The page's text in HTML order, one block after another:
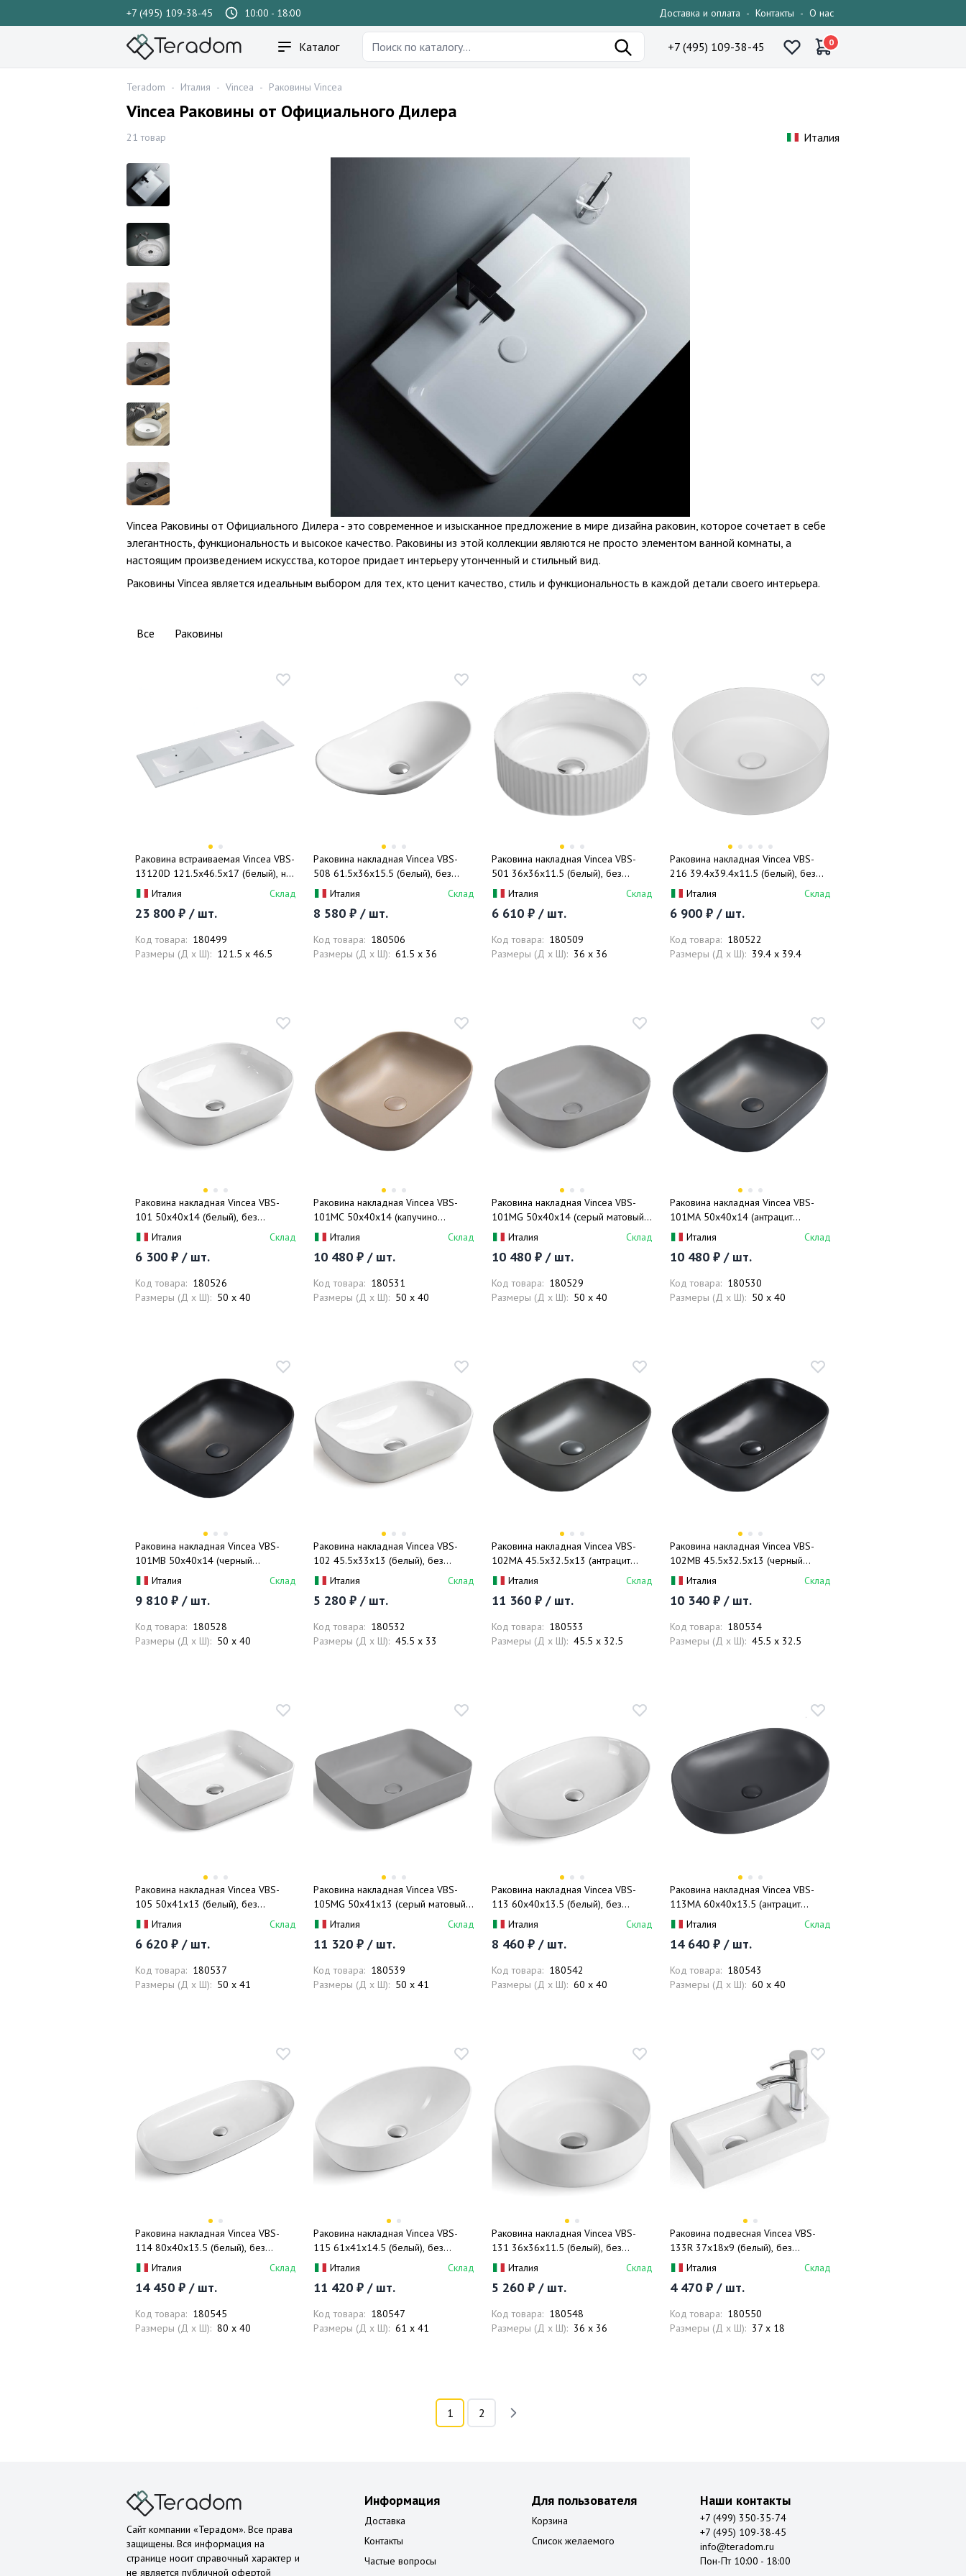
+7 (495) 109-38-45 10:00 - 18:00 Доставка и оплата - Контакты - О нас
Каталог +7 (495) 109-38-45 0
Teradom - Италия - Vincea - Раковины Vincea
Vincea Раковины от Официального Дилера
21 товар Италия
Vincea Раковины от Официального Дилера - это современное и изысканное предложение в мире дизайна раковин, которое сочетает в себе
элегантность, функциональность и высокое качество. Раковины из этой коллекции являются не просто элементом ванной комнаты, а
настоящим произведением искусства, которое придает интерьеру утонченный и стильный вид.
Раковины Vincea является идеальным выбором для тех, кто ценит качество, стиль и функциональность в каждой детали своего интерьера.
Все Раковины
Раковина встраиваемая Vincea VBS-
13120D 121.5x46.5x17 (белый), на
две чаши
Италия Склад
23 800 ₽ / шт.
Код товара: 180499
Размеры (Д x Ш): 121.5 x 46.5
Раковина накладная Vincea VBS-
508 61.5x36x15.5 (белый), без
перелива
Италия Склад
8 580 ₽ / шт.
Код товара: 180506
Размеры (Д x Ш): 61.5 x 36
Раковина накладная Vincea VBS-
501 36x36x11.5 (белый), без
перелива
Италия Склад
6 610 ₽ / шт.
Код товара: 180509
Размеры (Д x Ш): 36 x 36
Раковина накладная Vincea VBS-
216 39.4x39.4x11.5 (белый), без
перелива
Италия Склад
6 900 ₽ / шт.
Код товара: 180522
Размеры (Д x Ш): 39.4 x 39.4
Раковина накладная Vincea VBS-
101 50x40x14 (белый), без
перелива
Италия Склад
6 300 ₽ / шт.
Код товара: 180526
Размеры (Д x Ш): 50 x 40
Раковина накладная Vincea VBS-
101MC 50x40x14 (капучино
матовый), без перелива
Италия Склад
10 480 ₽ / шт.
Код товара: 180531
Размеры (Д x Ш): 50 x 40
Раковина накладная Vincea VBS-
101MG 50x40x14 (серый матовый),
без перелива
Италия Склад
10 480 ₽ / шт.
Код товара: 180529
Размеры (Д x Ш): 50 x 40
Раковина накладная Vincea VBS-
101MA 50x40x14 (антрацит
матовый), без перелива
Италия Склад
10 480 ₽ / шт.
Код товара: 180530
Размеры (Д x Ш): 50 x 40
Раковина накладная Vincea VBS-
101MB 50x40x14 (черный
матовый), без перелива
Италия Склад
9 810 ₽ / шт.
Код товара: 180528
Размеры (Д x Ш): 50 x 40
Раковина накладная Vincea VBS-
102 45.5x33x13 (белый), без
перелива
Италия Склад
5 280 ₽ / шт.
Код товара: 180532
Размеры (Д x Ш): 45.5 x 33
Раковина накладная Vincea VBS-
102MA 45.5x32.5x13 (антрацит
матовый), без перелива
Италия Склад
11 360 ₽ / шт.
Код товара: 180533
Размеры (Д x Ш): 45.5 x 32.5
Раковина накладная Vincea VBS-
102MB 45.5x32.5x13 (черный
матовый), без перелива
Италия Склад
10 340 ₽ / шт.
Код товара: 180534
Размеры (Д x Ш): 45.5 x 32.5
Раковина накладная Vincea VBS-
105 50x41x13 (белый), без
перелива
Италия Склад
6 620 ₽ / шт.
Код товара: 180537
Размеры (Д x Ш): 50 x 41
Раковина накладная Vincea VBS-
105MG 50x41x13 (серый матовый),
без перелива
Италия Склад
11 320 ₽ / шт.
Код товара: 180539
Размеры (Д x Ш): 50 x 41
Раковина накладная Vincea VBS-
113 60x40x13.5 (белый), без
перелива
Италия Склад
8 460 ₽ / шт.
Код товара: 180542
Размеры (Д x Ш): 60 x 40
Раковина накладная Vincea VBS-
113MA 60x40x13.5 (антрацит
матовый), без перелива
Италия Склад
14 640 ₽ / шт.
Код товара: 180543
Размеры (Д x Ш): 60 x 40
Раковина накладная Vincea VBS-
114 80x40x13.5 (белый), без
перелива
Италия Склад
14 450 ₽ / шт.
Код товара: 180545
Размеры (Д x Ш): 80 x 40
Раковина накладная Vincea VBS-
115 61x41x14.5 (белый), без
перелива
Италия Склад
11 420 ₽ / шт.
Код товара: 180547
Размеры (Д x Ш): 61 x 41
Раковина накладная Vincea VBS-
131 36x36x11.5 (белый), без
перелива
Италия Склад
5 260 ₽ / шт.
Код товара: 180548
Размеры (Д x Ш): 36 x 36
Раковина подвесная Vincea VBS-
133R 37x18x9 (белый), без
перелива, правая
Италия Склад
4 470 ₽ / шт.
Код товара: 180550
Размеры (Д x Ш): 37 x 18
1 2
Сайт компании «Терадом». Все права
защищены. Вся информация на
странице носит справочный характер и
не является публичной офертой
Информация
Доставка
Контакты
Частые вопросы
Для пользователя
Корзина
Список желаемого
Наши контакты
+7 (499) 350-35-74
+7 (495) 109-38-45
info@teradom.ru
Пон-Пт 10:00 - 18:00